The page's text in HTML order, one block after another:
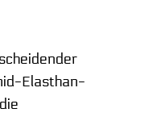
Elasthan-